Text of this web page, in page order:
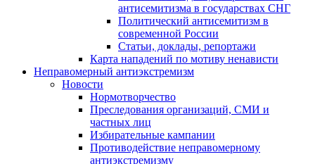
антисемитизма в государствах СНГ
Политический антисемитизм в
современной России
Статьи, доклады, репортажи
Карта нападений по мотиву ненависти
Неправомерный антиэкстремизм
Новости
Нормотворчество
Преследования организаций, СМИ и
частных лиц
Избирательные кампании
Противодействие неправомерному
антиэкстремизму